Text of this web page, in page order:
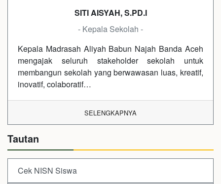
SITI AISYAH, S.PD.I
- Kepala Sekolah -
Kepala Madrasah Aliyah Babun Najah Banda Aceh
mengajak seluruh stakeholder sekolah untuk
membangun sekolah yang berwawasan luas, kreatif,
inovatif, colaboratif…
SELENGKAPNYA
Tautan
Cek NISN Siswa